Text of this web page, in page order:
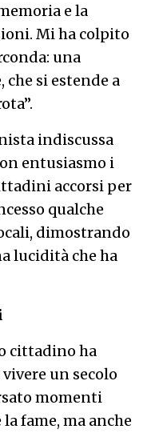
e la
Mi ha colpito
una
si estende a
indiscussa
entusiasmo i
accorsi per
qualche
dimostrando
lucidità che ha
cittadino ha
un secolo
momenti
fame, ma anche